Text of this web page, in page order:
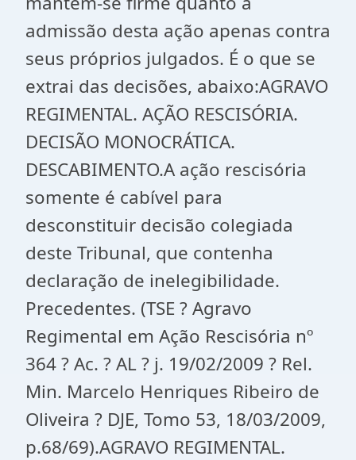
admissão desta ação apenas contra
seus próprios julgados. É o que se
extrai das decisões, abaixo:AGRAVO
REGIMENTAL. AÇÃO RESCISÓRIA.
DECISÃO MONOCRÁTICA.
DESCABIMENTO.A ação rescisória
somente é cabível para
desconstituir decisão colegiada
deste Tribunal, que contenha
declaração de inelegibilidade.
Precedentes. (TSE ? Agravo
Regimental em Ação Rescisória nº
364 ? Ac. ? AL ? j. 19/02/2009 ? Rel.
Min. Marcelo Henriques Ribeiro de
Oliveira ? DJE, Tomo 53, 18/03/2009,
p.68/69).AGRAVO REGIMENTAL.